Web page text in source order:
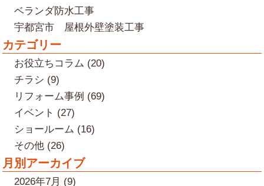
ベランダ防水工事
宇都宮市 屋根外壁塗装工事
カテゴリー
お役立ちコラム (20)
チラシ (9)
リフォーム事例 (69)
イベント (27)
ショールーム (16)
その他 (26)
月別アーカイブ
2026年7月 (9)